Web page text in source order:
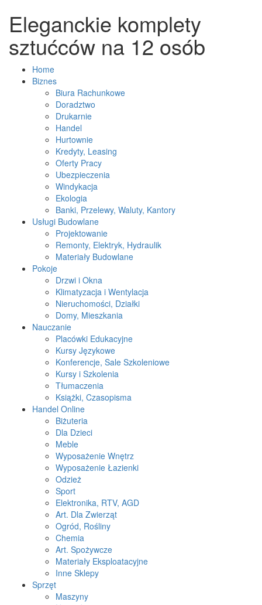
Eleganckie komplety
sztućców na 12 osób
Home
Biznes
Biura Rachunkowe
Doradztwo
Drukarnie
Handel
Hurtownie
Kredyty, Leasing
Oferty Pracy
Ubezpieczenia
Windykacja
Ekologia
Banki, Przelewy, Waluty, Kantory
Usługi Budowlane
Projektowanie
Remonty, Elektryk, Hydraulik
Materiały Budowlane
Pokoje
Drzwi i Okna
Klimatyzacja i Wentylacja
Nieruchomości, Działki
Domy, Mieszkania
Nauczanie
Placówki Edukacyjne
Kursy Językowe
Konferencje, Sale Szkoleniowe
Kursy i Szkolenia
Tłumaczenia
Książki, Czasopisma
Handel Online
Biżuteria
Dla Dzieci
Meble
Wyposażenie Wnętrz
Wyposażenie Łazienki
Odzież
Sport
Elektronika, RTV, AGD
Art. Dla Zwierząt
Ogród, Rośliny
Chemia
Art. Spożywcze
Materiały Eksploatacyjne
Inne Sklepy
Sprzęt
Maszyny